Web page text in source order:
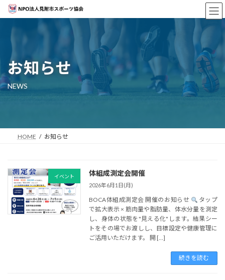
ン
ス
キ
ッ
ビ
ン
に
移
お知らせ
NEWS
HOME お知らせ
イベント 体組成測定会開催
2026年6月1日(月)
BOCA体組成測定会 開催のお知らせ
タップ
で拡大表示 × 筋肉量や脂肪量、体水分量を測定
し、身体の状態を"見える化"します。結果シー
トをその場でお渡しし、目標設定や健康管理に
ご活用いただけます。 開 […]
続きを読む